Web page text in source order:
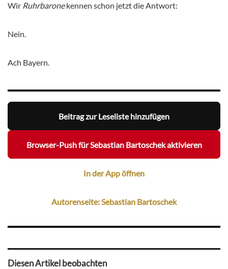
Wir Ruhrbaronekennen schon jetzt die Antwort:
Nein.
Ach Bayern.
Beitrag zur Leseliste hinzufügen
Browser-Push für Sebastian Bartoschek aktivieren
In der App öffnen
Autorenseite: Sebastian Bartoschek
Diesen Artikel beobachten